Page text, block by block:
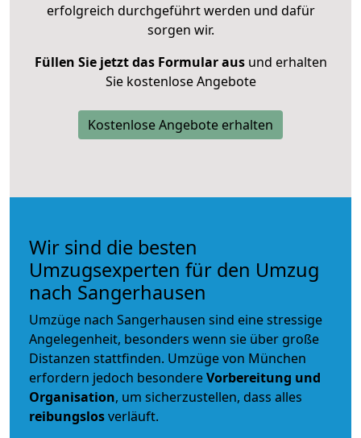
erfolgreich durchgeführt werden und dafür
sorgen wir.
Füllen Sie jetzt das Formular ausund erhalten
Sie kostenlose Angebote
Kostenlose Angebote erhalten
Wir sind die besten
Umzugsexperten für den Umzug
nach Sangerhausen
Umzüge nach Sangerhausen sind eine stressige
Angelegenheit, besonders wenn sie über große
Distanzen stattfinden. Umzüge von München
erfordern jedoch besondereVorbereitung und
Organisation, um sicherzustellen, dass alles
reibungslosverläuft.